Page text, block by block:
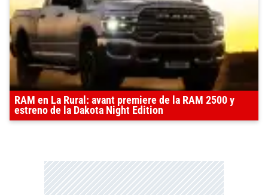
RAM en La Rural: avant premiere de la RAM 2500 y
estreno de la Dakota Night Edition